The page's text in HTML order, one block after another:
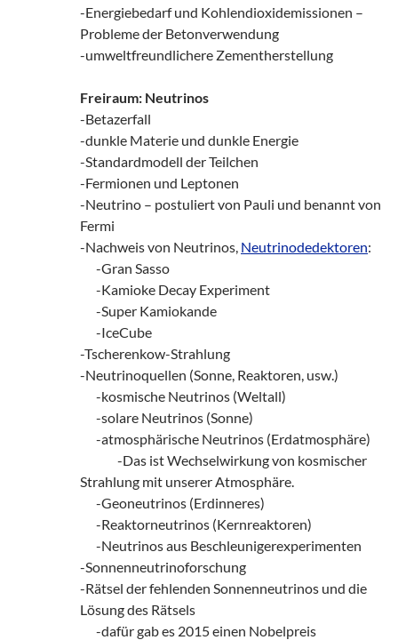
-Energiebedarf und Kohlendioxidemissionen –
Probleme der Betonverwendung
-umweltfreundlichere Zementherstellung
Freiraum: Neutrinos
-Betazerfall
-dunkle Materie und dunkle Energie
-Standardmodell der Teilchen
-Fermionen und Leptonen
-Neutrino – postuliert von Pauli und benannt von
Fermi
-Nachweis von Neutrinos, Neutrinodedektoren:
-Gran Sasso
-Kamioke Decay Experiment
-Super Kamiokande
-IceCube
-Tscherenkow-Strahlung
-Neutrinoquellen (Sonne, Reaktoren, usw.)
-kosmische Neutrinos (Weltall)
-solare Neutrinos (Sonne)
-atmosphärische Neutrinos (Erdatmosphäre)
-Das ist Wechselwirkung von kosmischer
Strahlung mit unserer Atmosphäre.
-Geoneutrinos (Erdinneres)
-Reaktorneutrinos (Kernreaktoren)
-Neutrinos aus Beschleunigerexperimenten
-Sonnenneutrinoforschung
-Rätsel der fehlenden Sonnenneutrinos und die
Lösung des Rätsels
-dafür gab es 2015 einen Nobelpreis